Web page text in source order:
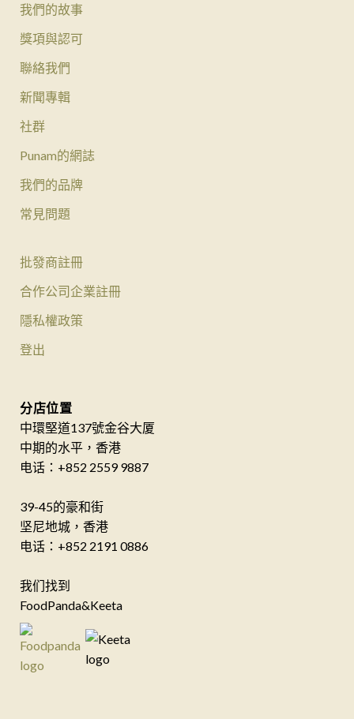
我們的故事
獎項與認可
聯絡我們
新聞專輯
社群
Punam的網誌
我們的品牌
常見問題
批發商註冊
合作公司企業註冊
隱私權政策
登出
分店位置
中環堅道137號金谷大厦
中期的水平，香港
电话：+852 2559 9887
39-45的豪和街
坚尼地城，香港
电话：+852 2191 0886
我们找到
FoodPanda&Keeta